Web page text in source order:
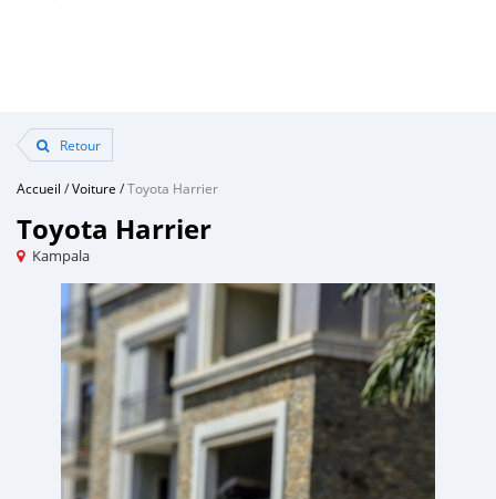
Retour
Accueil /Voiture /Toyota Harrier
Toyota Harrier
Kampala